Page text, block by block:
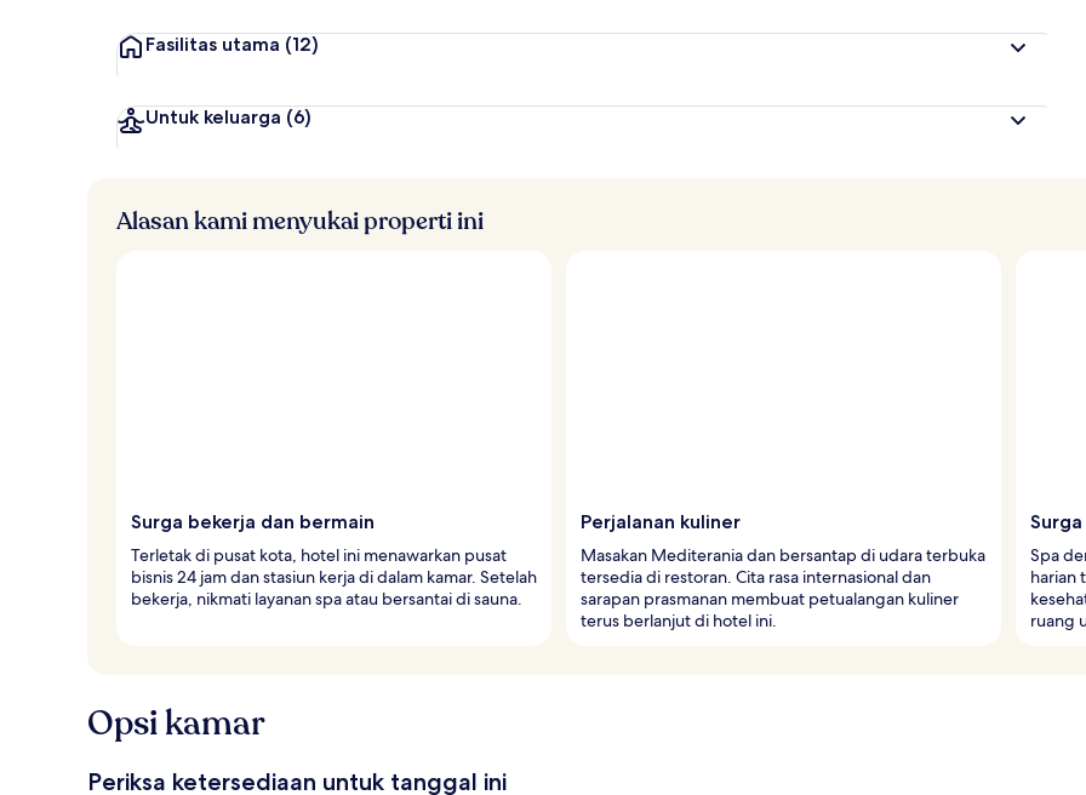
i
r
Fasilitas utama (12)
Untuk keluarga (6)
Alasan kami menyukai properti ini
Surga bekerja dan bermain
Terletak di pusat kota, hotel ini menawarkan pusat
bisnis 24 jam dan stasiun kerja di dalam kamar. Setelah
bekerja, nikmati layanan spa atau bersantai di sauna.
Perjalanan kuliner
Masakan Mediterania dan bersantap di udara terbuka
tersedia di restoran. Cita rasa internasional dan
sarapan prasmanan membuat petualangan kuliner
terus berlanjut di hotel ini.
Spa
harian
ruang
Opsi kamar
Periksa ketersediaan untuk tanggal ini